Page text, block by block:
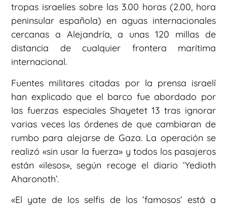
tropas israelíes sobre las 3.00 horas (2.00, hora
peninsular española) en aguas internacionales
cercanas a Alejandría, a unas 120 millas de
distancia de cualquier frontera marítima
internacional.
Fuentes militares citadas por la prensa israelí
han explicado que el barco fue abordado por
las fuerzas especiales Shayetet 13 tras ignorar
varias veces las órdenes de que cambiaran de
rumbo para alejarse de Gaza. La operación se
realizó «sin usar la fuerza» y todos los pasajeros
están «ilesos», según recoge el diario ‘Yedioth
Aharonoth’.
«El yate de los selfis de los ‘famosos’ está a